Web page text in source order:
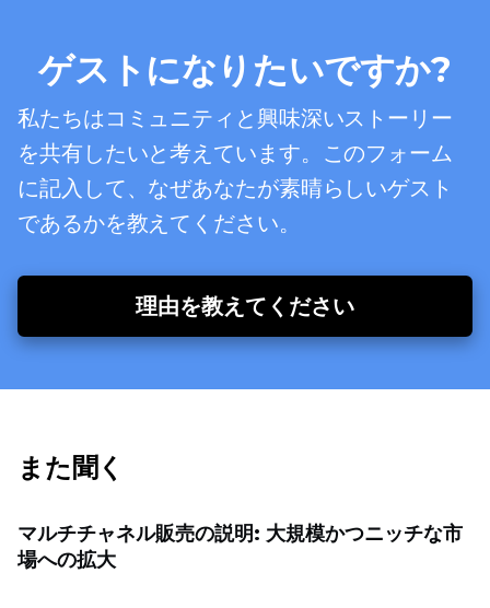
ゲストになりたいですか?
私たちはコミュニティと興味深いストーリー
を共有したいと考えています。このフォーム
に記入して、なぜあなたが素晴らしいゲスト
であるかを教えてください。
理由を教えてください
また聞く
マルチチャネル販売の説明: 大規模かつニッチな市
場への拡大